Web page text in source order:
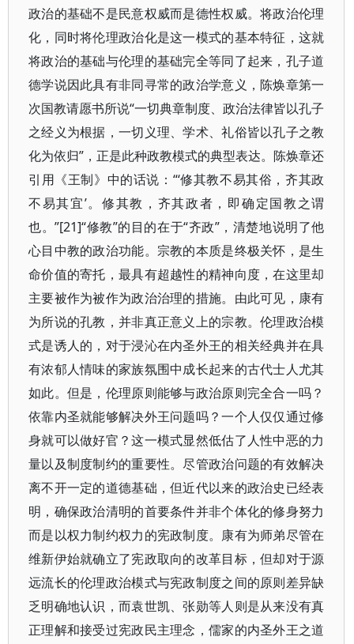
政治的基础不是民意权威而是德性权威。将政治伦理
化，同时将伦理政治化是这一模式的基本特征，这就
将政治的基础与伦理的基础完全等同了起来，孔子道
德学说因此具有非同寻常的政治学意义，陈焕章第一
次国教请愿书所说“一切典章制度、政治法律皆以孔子
之经义为根据，一切义理、学术、礼俗皆以孔子之教
化为依归”，正是此种政教模式的典型表达。陈焕章还
引用《王制》中的话说：“‘修其教不易其俗，齐其政
不易其宜’。修其教，齐其政者，即确定国教之谓
也。”[21]“修教”的目的在于“齐政”，清楚地说明了他
心目中教的政治功能。宗教的本质是终极关怀，是生
命价值的寄托，最具有超越性的精神向度，在这里却
主要被作为被作为政治治理的措施。由此可见，康有
为所说的孔教，并非真正意义上的宗教。伦理政治模
式是诱人的，对于浸沁在内圣外王的相关经典并在具
有浓郁人情味的家族氛围中成长起来的古代士人尤其
如此。但是，伦理原则能够与政治原则完全合一吗？
依靠内圣就能够解决外王问题吗？一个人仅仅通过修
身就可以做好官？这一模式显然低估了人性中恶的力
量以及制度制约的重要性。尽管政治问题的有效解决
离不开一定的道德基础，但近代以来的政治史已经表
明，确保政治清明的首要条件并非个体化的修身努力
而是以权力制约权力的宪政制度。康有为师弟尽管在
维新伊始就确立了宪政取向的改革目标，但却对于源
远流长的伦理政治模式与宪政制度之间的原则差异缺
乏明确地认识，而袁世凯、张勋等人则是从来没有真
正理解和接受过宪政民主理念，儒家的内圣外王之道